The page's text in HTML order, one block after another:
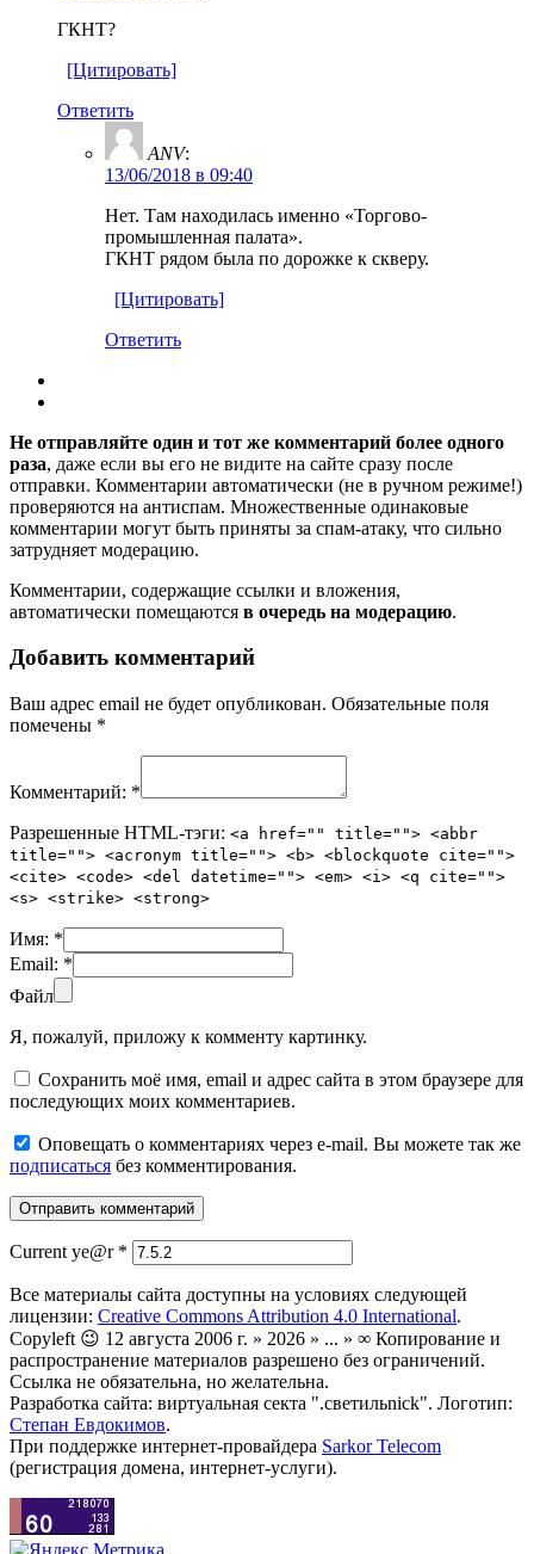
ГКНТ?
[Цитировать]
Ответить
ANV:
13/06/2018 в 09:40
Нет. Там находилась именно «Торгово-
промышленная палата».
ГКНТ рядом была по дорожке к скверу.
[Цитировать]
Ответить
Не отправляйте один и тот же комментарий более одного
раза, даже если вы его не видите на сайте сразу после
отправки. Комментарии автоматически (не в ручном режиме!)
проверяются на антиспам. Множественные одинаковые
комментарии могут быть приняты за спам-атаку, что сильно
затрудняет модерацию.
Комментарии, содержащие ссылки и вложения,
автоматически помещаются в очередь на модерацию.
Добавить комментарий
Ваш адрес email не будет опубликован. Обязательные поля
помечены *
Комментарий: *
Разрешенные HTML-тэги: <a href="" title=""> <abbr
title=""> <acronym title=""> <b> <blockquote cite="">
<cite> <code> <del datetime=""> <em> <i> <q cite="">
<s> <strike> <strong>
Имя: *
Email: *
Файл
Я, пожалуй, приложу к комменту картинку.
Сохранить моё имя, email и адрес сайта в этом браузере для
последующих моих комментариев.
Оповещать о комментариях через e-mail. Вы можете так же
подписаться без комментирования.
Current ye@r *
Все материалы сайта доступны на условиях следующей
лицензии: Creative Commons Attribution 4.0 International.
Copyleft 😉 12 августа 2006 г. » 2026 » ... » ∞ Копирование и
распространение материалов разрешено без ограничений.
Ссылка не обязательна, но желательна.
Разработка сайта: виртуальная секта ".светильnick". Логотип:
Степан Евдокимов.
При поддержке интернет-провайдера Sarkor Telecom
(регистрация домена, интернет-услуги).